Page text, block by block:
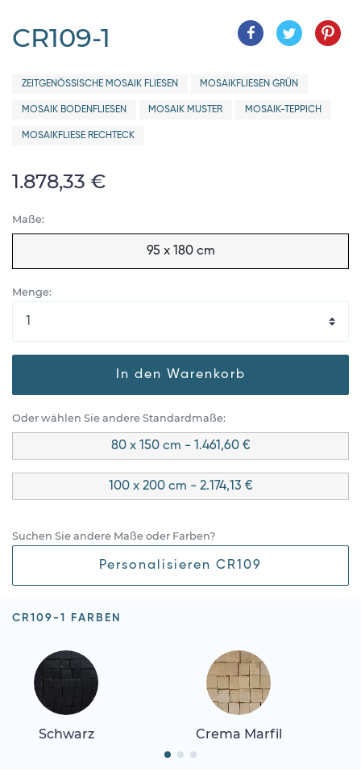
CR109-1
ZEITGENÖSSISCHE MOSAIK FLIESEN MOSAIKFLIESEN GRÜN
MOSAIK BODENFLIESEN MOSAIK MUSTER MOSAIK-TEPPICH
MOSAIKFLIESE RECHTECK
1.878,33 €
Maße:
95 x 180 cm
Menge:
In den Warenkorb
Oder wählen Sie andere Standardmaße:
80 x 150 cm - 1.461,60 €
100 x 200 cm - 2.174,13 €
Suchen Sie andere Maße oder Farben?
Personalisieren CR109
CR109-1 FARBEN
Schwarz Crema Marfil